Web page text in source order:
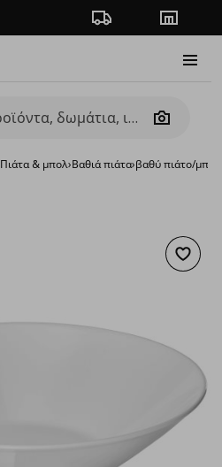
Πορεία παραγγελίας
Camera
Πιάτα & μπολ›Βαθιά πιάτα›βαθύ πιάτο/μπολ